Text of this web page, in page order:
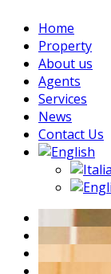
Home
Property
About us
Agents
Services
News
Contact Us